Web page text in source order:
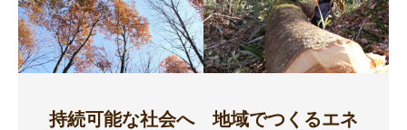
持続可能な社会へ 地域でつくるエネ